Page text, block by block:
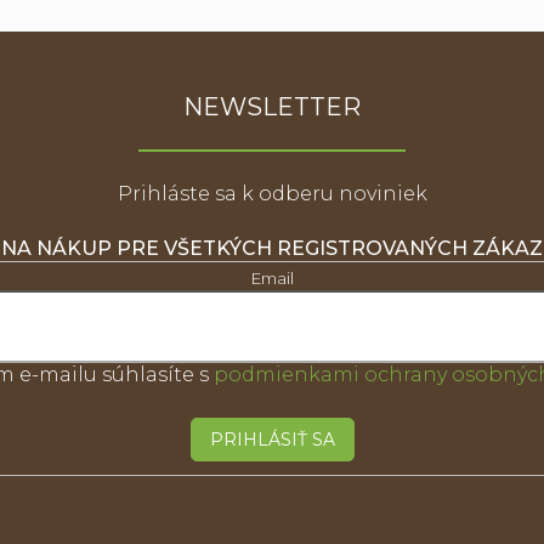
NEWSLETTER
Prihláste sa k odberu noviniek
NÁKUP PRE VŠETKÝCH REGISTROVANÝCH
Email
e-mailu súhlasíte s podmienkami ochrany
PRIHLÁSIŤ SA